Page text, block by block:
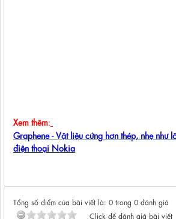
Xem thêm:
Graphene - Vật liệu cứng hơn thép, nhẹ như
điện thoại Nokia
Tổng số điểm của bài viết là: 0 trong 0 đánh giá
Click để đánh giá bài viết